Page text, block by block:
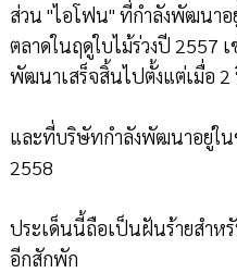
ส่วน "ไอโฟน" ที่กำลังพัฒนา
ตลาดในฤดูใบไม้ร่วงปี 2557
พัฒนาเสร็จสิ้นไปตั้งแต่เมื่อ
และที่บริษัทกำลังพัฒนาอยู่ใ
2558
ประเด็นนี้ถือเป็นฝันร้ายสำห
อีกสักพัก